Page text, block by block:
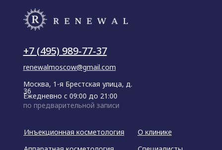
+7 (495) 989-77-37
renewalmoscow@gmail.com
Москва, 1-я Брестская улица, д.
36
Ежедневно с 09:00 до 21:00
по предварительной записи
Инъекционная косметология
О клинике